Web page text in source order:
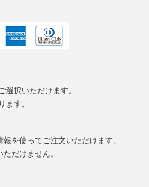
選択いただけます。
ます。
を使ってご注文いただけます。
だけません。